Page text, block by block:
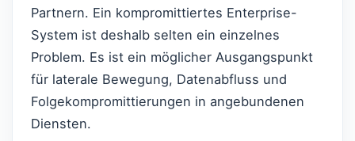
Partnern. Ein kompromittiertes Enterprise-
System ist deshalb selten ein einzelnes
Problem. Es ist ein möglicher Ausgangspunkt
für laterale Bewegung, Datenabfluss und
Folgekompromittierungen in angebundenen
Diensten.